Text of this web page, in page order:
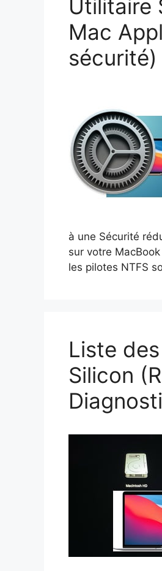
Utilitaire
Mac
sécurité)
à une Sécurité
sur votre
les pilotes NTFS
Liste
Silicon